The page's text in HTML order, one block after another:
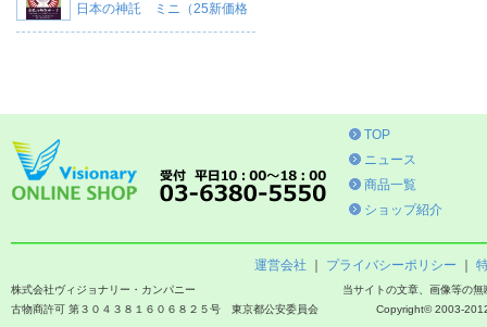
日本の神託 ミニ（25新価格
TOP
ニュース
商品一覧
ショップ紹介
運営会社 プライバシーポリシー
当サイトの文章、画像等の
Copyright© 2003-
株式会社ヴィジョナリー・カンパニー
古物商許可 第３０４３８１６０６８２５号 東京都公安委員会